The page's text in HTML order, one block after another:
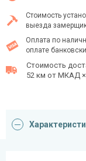
Стоимость
выезда
Оплата по
оплате
Стоимость
52 км от МКАД ×